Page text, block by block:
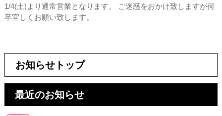
1/4(土)より通常営業となります。 ご迷惑をおかけ致しますが何
卒宜しくお願い致します。
お知らせトップ
最近のお知らせ